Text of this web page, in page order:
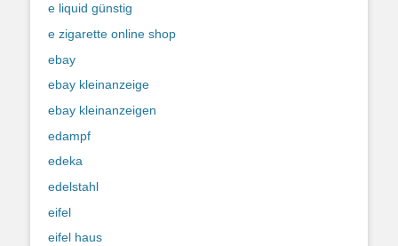
e liquid günstig
e zigarette online shop
ebay
ebay kleinanzeige
ebay kleinanzeigen
edampf
edeka
edelstahl
eifel
eifel haus